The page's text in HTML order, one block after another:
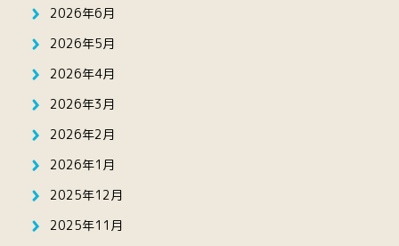
2026年6月
2026年5月
2026年4月
2026年3月
2026年2月
2026年1月
2025年12月
2025年11月